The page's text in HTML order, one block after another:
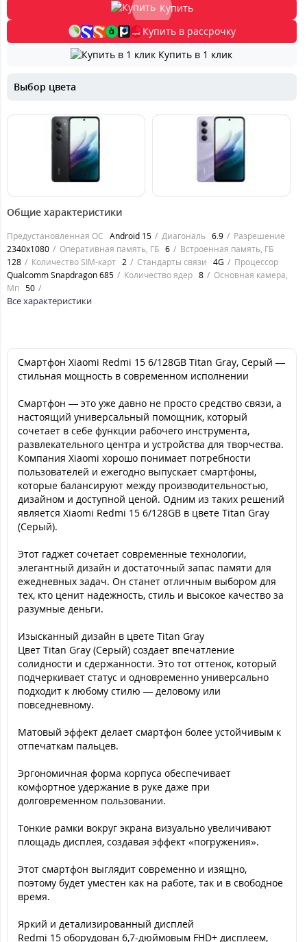
Купить
Купить в рассрочку
Купить в 1 клик
Выбор цвета
8499 грн.
Общие характеристики
Предустановленная ОС Android 15 Диагональ 6.9
Разрешение
2340x1080
Оперативная память, ГБ 6
Встроенная память, ГБ
128
Количество SIM-карт 2 Стандарты связи 4G
Процессор
Qualcomm Snapdragon 685
Количество ядер 8
Основная камера,
Мп 50
Все характеристики
Смартфон Xiaomi Redmi 15 6/128GB Titan Gray, Серый —
стильная мощность в современном исполнении
Смартфон — это уже давно не просто средство связи, а
настоящий универсальный помощник, который
сочетает в себе функции рабочего инструмента,
развлекательного центра и устройства для творчества.
Компания Xiaomi хорошо понимает потребности
пользователей и ежегодно выпускает смартфоны,
которые балансируют между производительностью,
дизайном и доступной ценой. Одним из таких решений
является Xiaomi Redmi 15 6/128GB в цвете Titan Gray
(Серый).
Этот гаджет сочетает современные технологии,
элегантный дизайн и достаточный запас памяти для
ежедневных задач. Он станет отличным выбором для
тех, кто ценит надежность, стиль и высокое качество за
разумные деньги.
Изысканный дизайн в цвете Titan Gray
Цвет Titan Gray (Серый) создает впечатление
солидности и сдержанности. Это тот оттенок, который
подчеркивает статус и одновременно универсально
подходит к любому стилю — деловому или
повседневному.
Матовый эффект делает смартфон более устойчивым к
отпечаткам пальцев.
Эргономичная форма корпуса обеспечивает
комфортное удержание в руке даже при
долговременном пользовании.
Тонкие рамки вокруг экрана визуально увеличивают
площадь дисплея, создавая эффект «погружения».
Этот смартфон выглядит современно и изящно,
поэтому будет уместен как на работе, так и в свободное
время.
Яркий и детализированный дисплей
Redmi 15 оборудован 6,7-дюймовым FHD+ дисплеем,